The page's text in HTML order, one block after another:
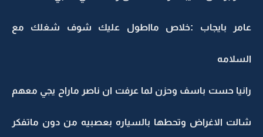
عامر بايجاب :خلاص مااطول عليك شوف شغلك مع
السلامه
رانيا حست باسف وحزن لما عرفت ان ناصر ماراح يجي معهم
شالت الاغراض وتحطها بالسياره بعصبيه من دون ماتفكر